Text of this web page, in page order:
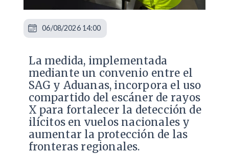
La medida, implementada
mediante un convenio entre el
SAG y Aduanas, incorpora el uso
compartido del escáner de rayos
X para fortalecer la detección de
ilícitos en vuelos nacionales y
aumentar la protección de las
fronteras regionales.
06/08/2026 14:00